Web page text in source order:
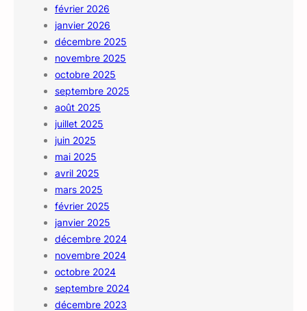
février 2026
janvier 2026
décembre 2025
novembre 2025
octobre 2025
septembre 2025
août 2025
juillet 2025
juin 2025
mai 2025
avril 2025
mars 2025
février 2025
janvier 2025
décembre 2024
novembre 2024
octobre 2024
septembre 2024
décembre 2023